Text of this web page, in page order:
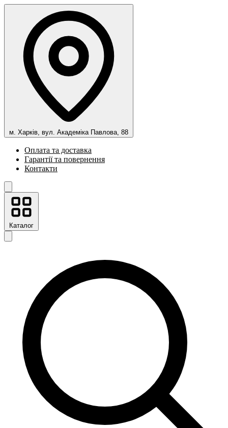
м. Харків, вул. Академіка Павлова, 88
Оплата та доставка
Гарантії та повернення
Контакти
Каталог